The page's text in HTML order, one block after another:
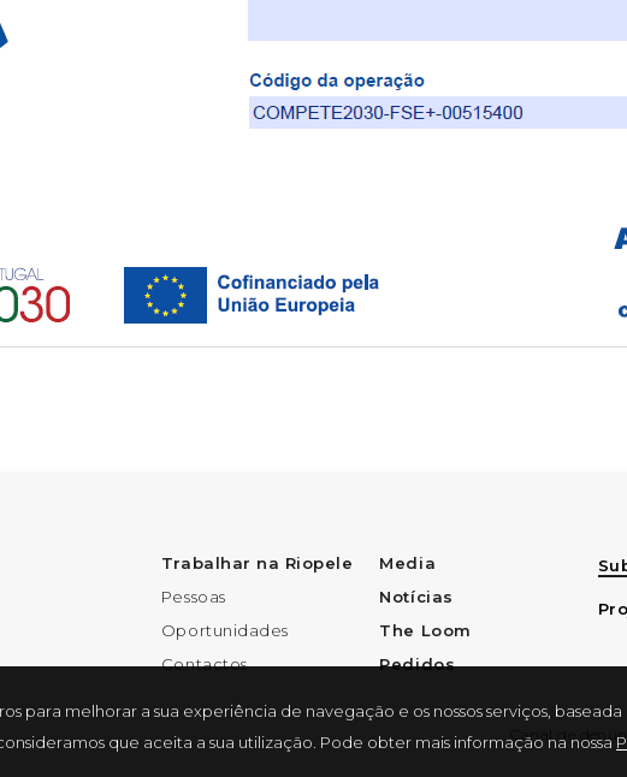
Trabalhar na Riopele
Pessoas
Oportunidades
Contactos
Media
Notícias
The Loom
Pedidos
Canal de
para melhorar a sua experiência de navegação e os nossos serviços,
que aceita a sua utilização. Pode obter mais informação na nossa